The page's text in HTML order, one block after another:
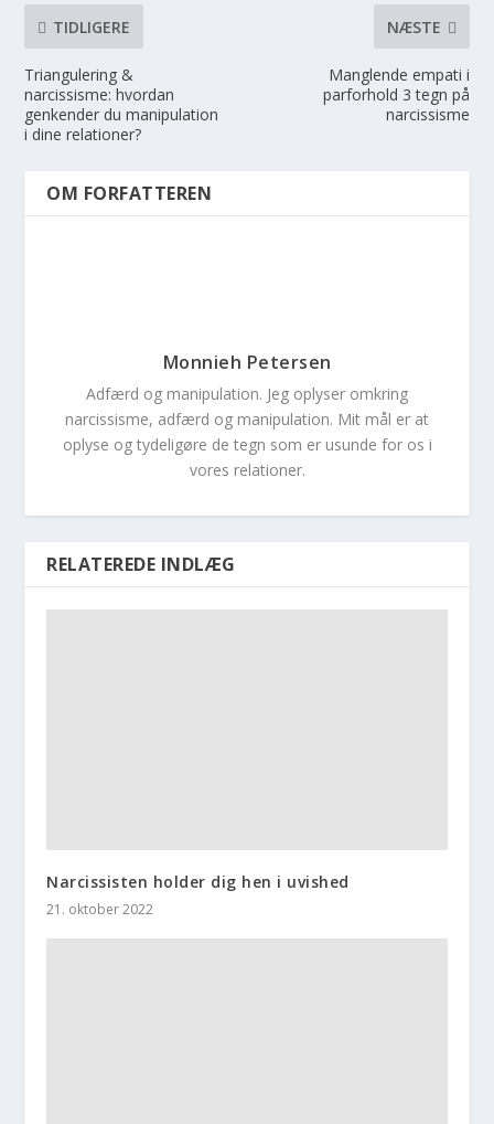
TIDLIGERE
Triangulering &
narcissisme: hvordan
genkender du manipulation
i dine relationer?
NÆSTE
Manglende empati i
parforhold 3 tegn på
narcissisme
OM FORFATTEREN
Monnieh Petersen
Adfærd og manipulation. Jeg oplyser omkring
narcissisme, adfærd og manipulation. Mit mål er at
oplyse og tydeligøre de tegn som er usunde for os i
vores relationer.
RELATEREDE INDLÆG
Narcissisten holder dig hen i uvished
21. oktober 2022